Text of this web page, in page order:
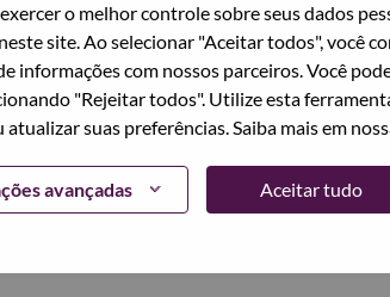
o melhor controle sobre seus dados
site. Ao selecionar "Aceitar todos", você
informações com nossos parceiros. Você
"Rejeitar todos". Utilize esta
atualizar suas preferências. Saiba mais em
avançadas Aceitar tudo
powerhouse, ranked #153 in the
in 180 markets. Focused on a bold vision
its success as the world’s largest PC
optimized devices (PCs, workstations,
performance computing and software
Lenovo’s continued investment in world-
and smarter future for everyone,
under Lenovo Group Limited (HKSE: 992)